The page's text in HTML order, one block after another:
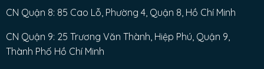
CN Quận 8: 85 Cao Lỗ, Phường 4, Quận 8, Hồ Chí Minh
CN Quận 9: 25 Trương Văn Thành, Hiệp Phú, Quận 9,
Thành Phố Hồ Chí Minh